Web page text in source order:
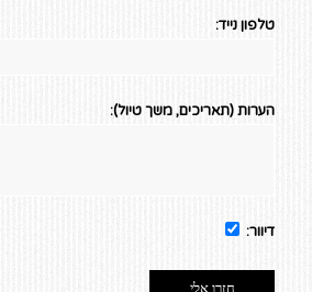
טלפון נייד:
הערות (תאריכים, משך טיול):
דיוור: